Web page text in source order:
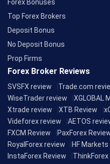
Forex Bonuses
Top Forex Brokers
Deposit Bonus
No Deposit Bonus
Prop Firms
Forex Broker Reviews
SVSFX review Trade.com
WiseTrader review
XGLOBAL
Xtrade review
XTB Review
Videforex review
AETOS
FXCM Review
PaxForex
RoyalForex review
HF Markets
InstaForex Review